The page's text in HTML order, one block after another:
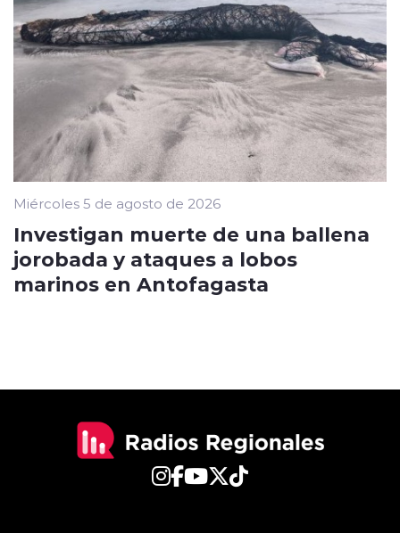
Miércoles 5 de agosto de 2026
Investigan muerte de una ballena
jorobada y ataques a lobos
marinos en Antofagasta